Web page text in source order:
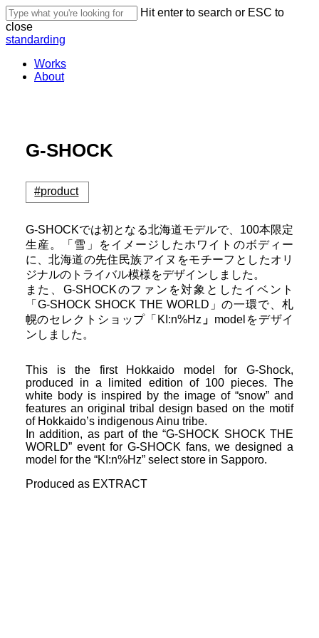
Skip
to
main
Hit enter to search or ESC to
close
Close
standarding
Menu Works
About
G-SHOCK
#product
G-SHOCKでは初となる北海道モデルで、100本限定
生産。「雪」をイメージしたホワイトのボディー
に、北海道の先住民族アイヌをモチーフとしたオリ
ジナルのトライバル模様をデザインしました。
また、G-SHOCKのファンを対象としたイベント
「G-SHOCK SHOCK THE WORLD」の一環で、札
幌のセレクトショップ「KI:n%Hz 」 modelをデザイ
ンしました。
This is the first Hokkaido model for G-Shock,
produced in a limited edition of 100 pieces. The
white body is inspired by the image of “snow” and
features an original tribal design based on the motif
of Hokkaido’s indigenous Ainu tribe.
In addition, as part of the “G-SHOCK SHOCK THE
WORLD” event for G-SHOCK fans, we designed a
model for the “KI:n%Hz” select store in Sapporo.
Produced as EXTRACT